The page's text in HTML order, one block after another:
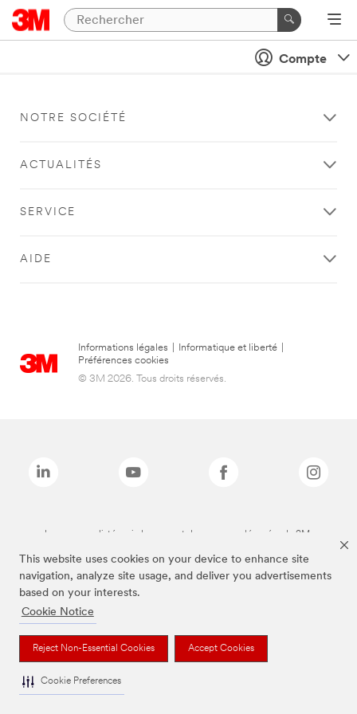
This website uses cookies on your device to enhance site
navigation, analyze site usage, and deliver you advertisements
based on your interests.
Cookie Notice
Reject Non-Essential Cookies Accept Cookies
Cookie Preferences
Compte
NOTRE SOCIÉTÉ
ACTUALITÉS
SERVICE
AIDE
Informations légales Informatique et liberté
Préférences cookies
© 3M 2026. Tous droits réservés.
Les marques listées ci-dessus sont des marques déposées de 3M.